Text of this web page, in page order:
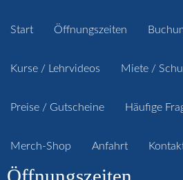
Start Öffnungszeiten
Kurse / Lehrvideos Miete /
Preise / Gutscheine Häufige
Merch-Shop Anfahrt